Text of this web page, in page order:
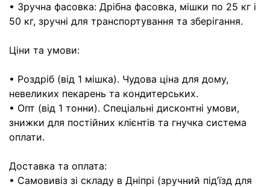
• Зручна фасовка: Дрібна фасовка, мішки по 25 кг і
50 кг, зручні для транспортування та зберігання.
Ціни та умови:
• Роздріб (від 1 мішка). Чудова ціна для дому,
невеликих пекарень та кондитерських.
• Опт (від 1 тонни). Спеціальні дисконтні умови,
знижки для постійних клієнтів та гнучка система
оплати.
Доставка та оплата:
• Самовивіз зі складу в Дніпрі (зручний під’їзд для